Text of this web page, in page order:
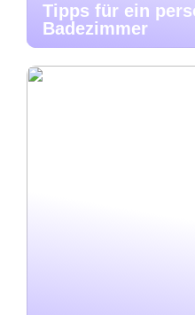
Tipps für ein
Badezimmer